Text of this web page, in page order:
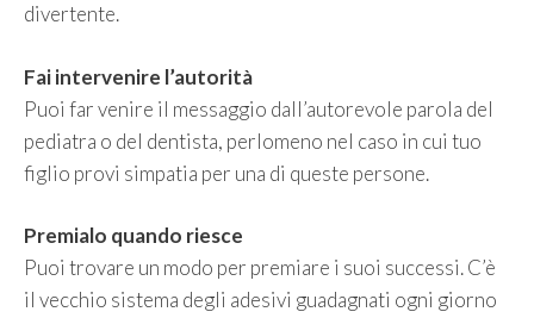
divertente.
Fai intervenire l’autorità
Puoi far venire il messaggio dall’autorevole parola del
pediatra o del dentista, perlomeno nel caso in cui tuo
figlio provi simpatia per una di queste persone.
Premialo quando riesce
Puoi trovare un modo per premiare i suoi successi. C’è
il vecchio sistema degli adesivi guadagnati ogni giorno